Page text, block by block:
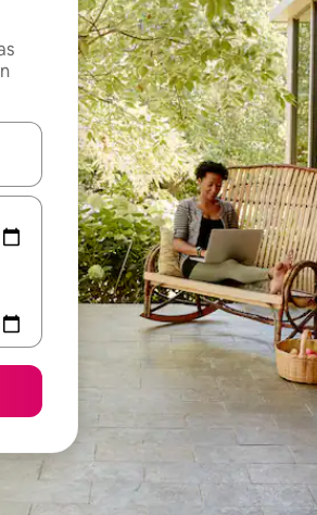
navegar usando las teclas de las flechas